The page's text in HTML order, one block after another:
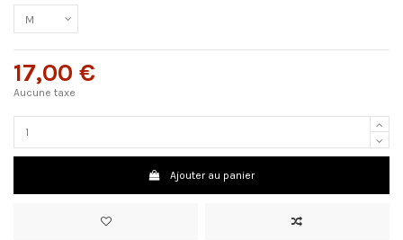
17,00 €
Aucune taxe
Ajouter au panier